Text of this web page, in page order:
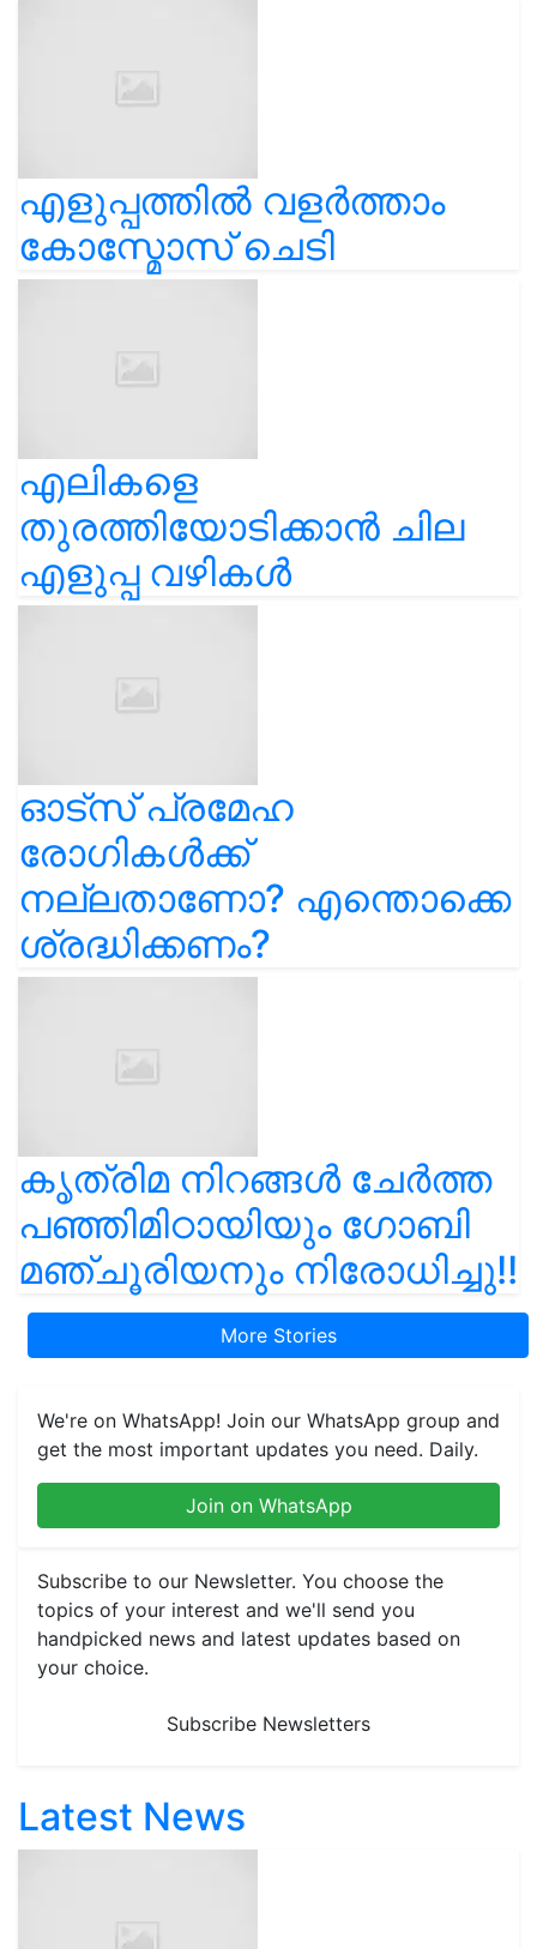
എളുപ്പത്തിൽ വളർത്താം
കോസ്മോസ് ചെടി
എലികളെ
തുരത്തിയോടിക്കാൻ ചില
എളുപ്പ വഴികൾ
ഓട്സ് പ്രമേഹ
രോഗികൾക്ക്
നല്ലതാണോ? എന്തൊക്കെ
ശ്രദ്ധിക്കണം?
കൃത്രിമ നിറങ്ങൾ ചേർത്ത
പഞ്ഞിമിഠായിയും ഗോബി
മഞ്ചൂരിയനും നിരോധിച്ചു!!
More Stories
We're on WhatsApp! Join our WhatsApp group and
get the most important updates you need. Daily.
Join on WhatsApp
Subscribe to our Newsletter. You choose the
topics of your interest and we'll send you
handpicked news and latest updates based on
your choice.
Subscribe Newsletters
Latest News